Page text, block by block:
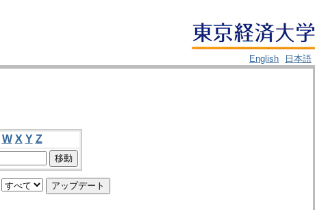
English
日本語
W X Y Z